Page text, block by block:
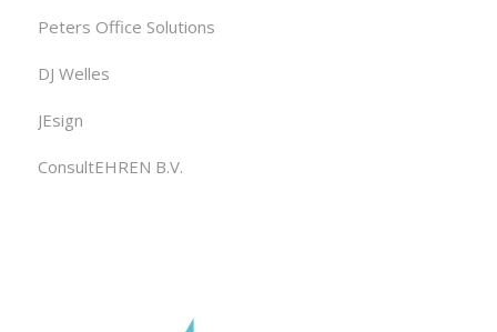
Peters Office Solutions
DJ Welles
JEsign
ConsultEHREN B.V.